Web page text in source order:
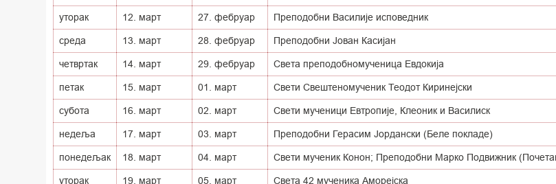
уторак 12. март 27. фебруар Преподобни Василије исповедник
среда 13. март 28. фебруар Преподобни Јован Касијан
четвртак 14. март 29. фебруар Света преподобномученица Евдокија
петак 15. март 01. март Свети Свештеномученик Теодот Киринејски
субота 16. март 02. март Свети мученици Евтропије, Клеоник и Василиск
недеља 17. март 03. март Преподобни Герасим Јордански (Беле покладе)
понедељак 18. март 04. март Свети мученик Конон; Преподобни Марко Подвижник
уторак 19. март 05. март Света 42 мученика Аморејска